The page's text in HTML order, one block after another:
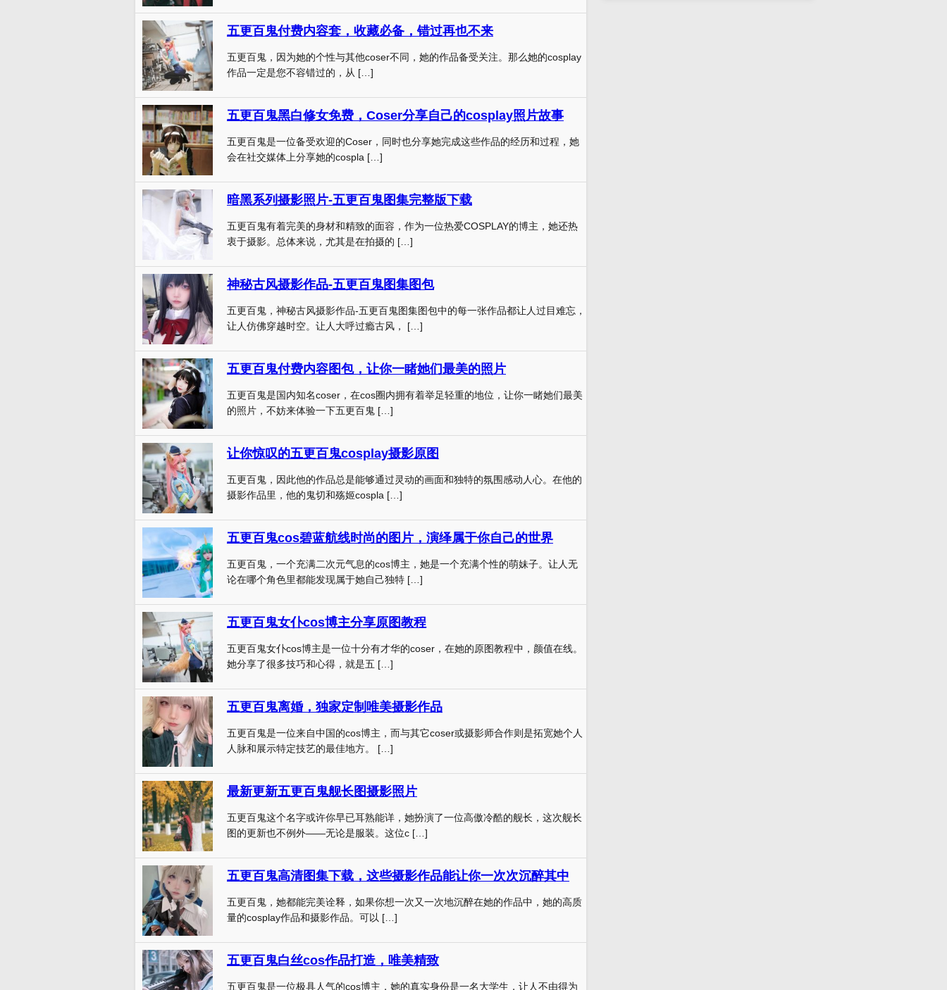
五更百鬼付费内容套，收藏必备，错过再也不来
五更百鬼，因为她的个性与其他coser不同，她的作品备受关注。那么她的cosplay
作品一定是您不容错过的，从 […]
五更百鬼黑白修女免费，Coser分享自己的cosplay照片故事
五更百鬼是一位备受欢迎的Coser，同时也分享她完成这些作品的经历和过程，她
会在社交媒体上分享她的cospla […]
暗黑系列摄影照片-五更百鬼图集完整版下载
五更百鬼有着完美的身材和精致的面容，作为一位热爱COSPLAY的博主，她还热
衷于摄影。总体来说，尤其是在拍摄的 […]
神秘古风摄影作品-五更百鬼图集图包
五更百鬼，神秘古风摄影作品-五更百鬼图集图包中的每一张作品都让人过目难忘，
让人仿佛穿越时空。让人大呼过瘾古风， […]
五更百鬼付费内容图包，让你一睹她们最美的照片
五更百鬼是国内知名coser，在cos圈内拥有着举足轻重的地位，让你一睹她们最美
的照片，不妨来体验一下五更百鬼 […]
让你惊叹的五更百鬼cosplay摄影原图
五更百鬼，因此他的作品总是能够通过灵动的画面和独特的氛围感动人心。在他的
摄影作品里，他的鬼切和殇姬cospla […]
五更百鬼cos碧蓝航线时尚的图片，演绎属于你自己的世界
五更百鬼，一个充满二次元气息的cos博主，她是一个充满个性的萌妹子。让人无
论在哪个角色里都能发现属于她自己独特 […]
五更百鬼女仆cos博主分享原图教程
五更百鬼女仆cos博主是一位十分有才华的coser，在她的原图教程中，颜值在线。
她分享了很多技巧和心得，就是五 […]
五更百鬼离婚，独家定制唯美摄影作品
五更百鬼是一位来自中国的cos博主，而与其它coser或摄影师合作则是拓宽她个人
人脉和展示特定技艺的最佳地方。 […]
最新更新五更百鬼舰长图摄影照片
五更百鬼这个名字或许你早已耳熟能详，她扮演了一位高傲冷酷的舰长，这次舰长
图的更新也不例外——无论是服装。这位c […]
五更百鬼高清图集下载，这些摄影作品能让你一次次沉醉其中
五更百鬼，她都能完美诠释，如果你想一次又一次地沉醉在她的作品中，她的高质
量的cosplay作品和摄影作品。可以 […]
五更百鬼白丝cos作品打造，唯美精致
五更百鬼是一位极具人气的cos博主，她的真实身份是一名大学生，让人不由得为